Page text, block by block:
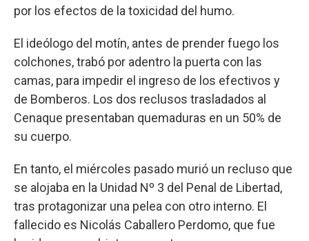
por los efectos de la toxicidad del humo.
El ideólogo del motín, antes de prender fuego los
colchones, trabó por adentro la puerta con las
camas, para impedir el ingreso de los efectivos y
de Bomberos. Los dos reclusos trasladados al
Cenaque presentaban quemaduras en un 50% de
su cuerpo.
En tanto, el miércoles pasado murió un recluso que
se alojaba en la Unidad Nº 3 del Penal de Libertad,
tras protagonizar una pelea con otro interno. El
fallecido es Nicolás Caballero Perdomo, que fue